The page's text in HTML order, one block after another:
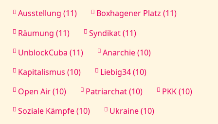
Ausstellung (11)
Boxhagener Platz (11)
Räumung (11)
Syndikat (11)
UnblockCuba (11)
Anarchie (10)
Kapitalismus (10)
Liebig34 (10)
Open Air (10)
Patriarchat (10)
PKK (10)
Soziale Kämpfe (10)
Ukraine (10)